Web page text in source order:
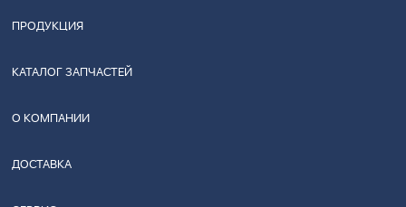
ПРОДУКЦИЯ
КАТАЛОГ ЗАПЧАСТЕЙ
О КОМПАНИИ
ДОСТАВКА